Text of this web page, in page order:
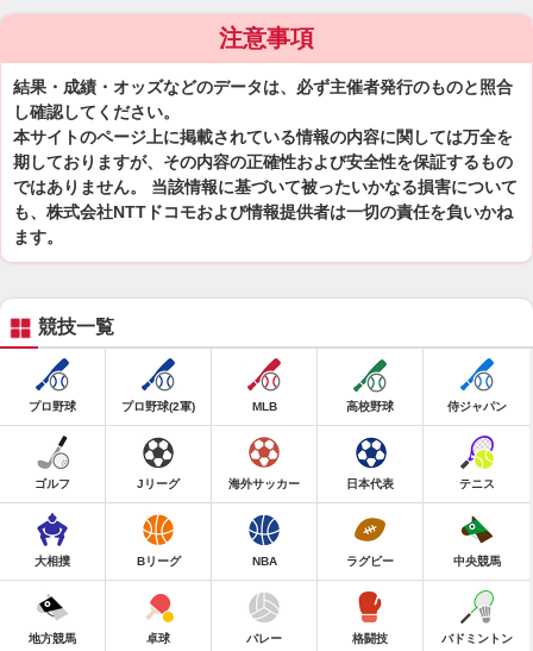
注意事項
結果・成績・オッズなどのデータは、必ず主催者発行のものと照合
し確認してください。
本サイトのページ上に掲載されている情報の内容に関しては万全を
期しておりますが、その内容の正確性および安全性を保証するもの
ではありません。 当該情報に基づいて被ったいかなる損害について
も、株式会社NTTドコモおよび情報提供者は一切の責任を負いかね
ます。
競技一覧
プロ野球 プロ野球(2軍) MLB 高校野球 侍ジャパン
ゴルフ Jリーグ 海外サッカー 日本代表 テニス
大相撲 Bリーグ NBA ラグビー 中央競馬
地方競馬 卓球 バレー 格闘技 バドミントン